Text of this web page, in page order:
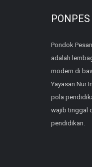
Pondok
adalah
modern di
Yayasan Nur
pola
wajib tinggal
pendidikan.